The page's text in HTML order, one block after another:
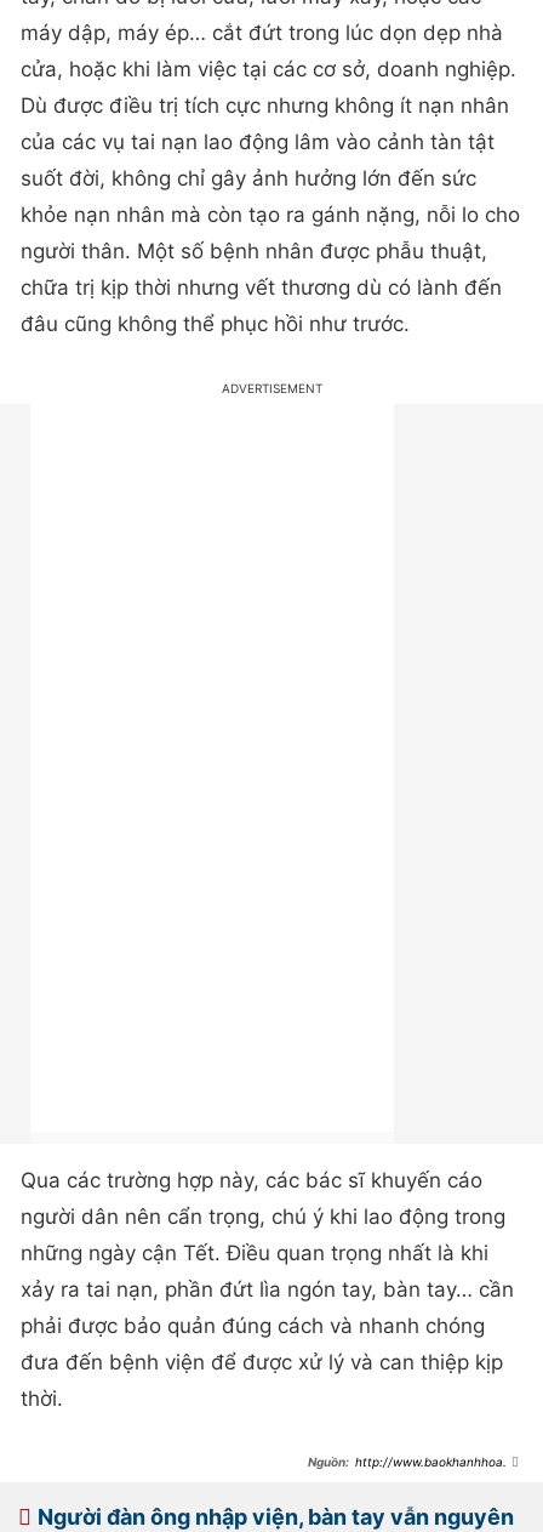
máy dập, máy ép… cắt đứt trong lúc dọn dẹp nhà
cửa, hoặc khi làm việc tại các cơ sở, doanh nghiệp.
Dù được điều trị tích cực nhưng không ít nạn nhân
của các vụ tai nạn lao động lâm vào cảnh tàn tật
suốt đời, không chỉ gây ảnh hưởng lớn đến sức
khỏe nạn nhân mà còn tạo ra gánh nặng, nỗi lo cho
người thân. Một số bệnh nhân được phẫu thuật,
chữa trị kịp thời nhưng vết thương dù có lành đến
đâu cũng không thể phục hồi như trước.
Qua các trường hợp này, các bác sĩ khuyến cáo
người dân nên cẩn trọng, chú ý khi lao động trong
những ngày cận Tết. Điều quan trọng nhất là khi
xảy ra tai nạn, phần đứt lìa ngón tay, bàn tay… cần
phải được bảo quản đúng cách và nhanh chóng
đưa đến bệnh viện để được xử lý và can thiệp kịp
thời.
http://www.baokhanhhoa.vn
9c67e6a/
Người đàn ông nhập viện, bàn tay vẫn nguyên